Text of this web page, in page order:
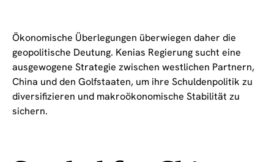
Ökonomische Überlegungen überwiegen daher die
geopolitische Deutung. Kenias Regierung sucht eine
ausgewogene Strategie zwischen westlichen Partnern,
China und den Golfstaaten, um ihre Schuldenpolitik zu
diversifizieren und makroökonomische Stabilität zu
sichern.